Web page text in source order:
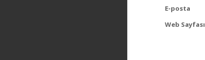
E-posta
Web Sayfası